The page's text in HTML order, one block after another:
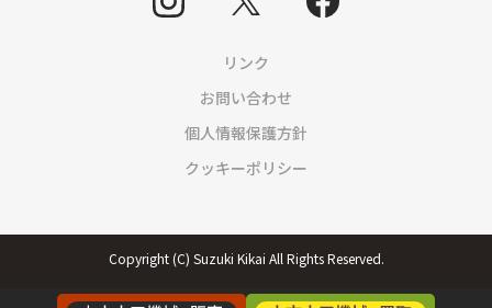
リンク
お問い合わせ
個人情報保護方針
クッキーポリシー
Copyright (C) Suzuki Kikai All Rights Reserved.